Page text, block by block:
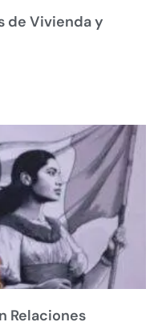
de Vivienda y
Relaciones